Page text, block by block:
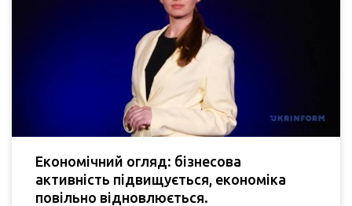
Економічний огляд: бізнесова
активність підвищується, економіка
повільно відновлюється.